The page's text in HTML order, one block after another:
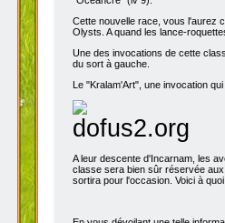
Cette nouvelle race, vous l'aurez
Olysts. A quand les lance-
Une
sort à
Le "Kralam'Art", une invocation